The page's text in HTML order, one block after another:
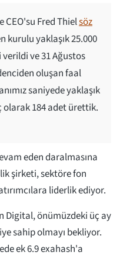
CEO'su Fred Thielsöz
kurulu yaklaşık 25.000
ve 31 Ağustos
oluşan faal
saniyede yaklaşık
olarak 184 adet ürettik.
eden daralmasına
şirketi, sektöre fon
liderlik ediyor.
Digital, önümüzdeki üç ay
sahip olmayı bekliyor.
ek 6.9 exahash'a